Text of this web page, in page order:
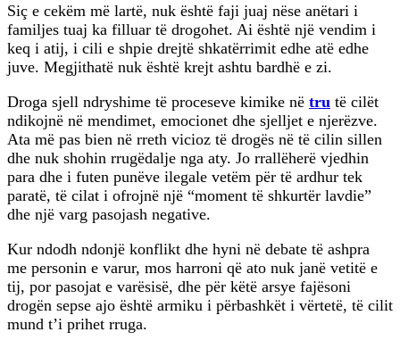
Siç e cekëm më lartë, nuk është faji juaj nëse anëtari i
familjes tuaj ka filluar të drogohet. Ai është një vendim i
keq i atij, i cili e shpie drejtë shkatërrimit edhe atë edhe
juve. Megjithatë nuk është krejt ashtu bardhë e zi.
Droga sjell ndryshime të proceseve kimike në tru të cilët
ndikojnë në mendimet, emocionet dhe sjelljet e njerëzve.
Ata më pas bien në rreth vicioz të drogës në të cilin sillen
dhe nuk shohin rrugëdalje nga aty. Jo rrallëherë vjedhin
para dhe i futen punëve ilegale vetëm për të ardhur tek
paratë, të cilat i ofrojnë një “moment të shkurtër lavdie”
dhe një varg pasojash negative.
Kur ndodh ndonjë konflikt dhe hyni në debate të ashpra
me personin e varur, mos harroni që ato nuk janë vetitë e
tij, por pasojat e varësisë, dhe për këtë arsye fajësoni
drogën sepse ajo është armiku i përbashkët i vërtetë, të cilit
mund t’i prihet rruga.